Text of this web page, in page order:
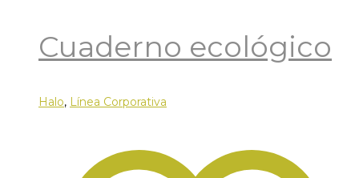
Cuaderno ecológico
Halo, Línea Corporativa